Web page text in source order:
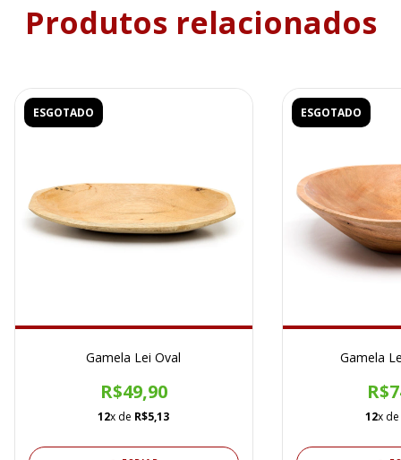
Produtos relacionados
ESGOTADO
Gamela Lei Oval
R$49,90
12x de R$5,13
ESGOTADO
Gamela
12x de